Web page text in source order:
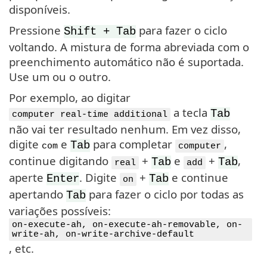
disponíveis.
Pressione Shift + Tab para fazer o ciclo
voltando. A mistura de forma abreviada com o
preenchimento automático não é suportada.
Use um ou o outro.
Por exemplo, ao digitar
computer real-time additional a tecla Tab
não vai ter resultado nenhum. Em vez disso,
digite com e Tab para completar computer ,
continue digitando
real + Tab e add + Tab,
aperte Enter. Digite on + Tab e continue
apertando Tab para fazer o ciclo por todas as
variações possíveis:
on-execute-ah, on-execute-ah-removable, on-
write-ah, on-write-archive-default
, etc.